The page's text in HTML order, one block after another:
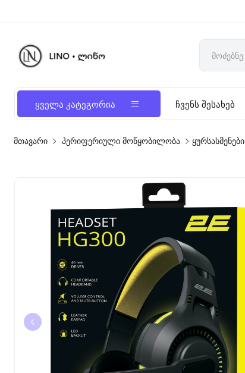
ყველა კატეგორია ჩვენს შესახებ
მთავარი პერიფერიული მოწყობილობა ყურსასმენები